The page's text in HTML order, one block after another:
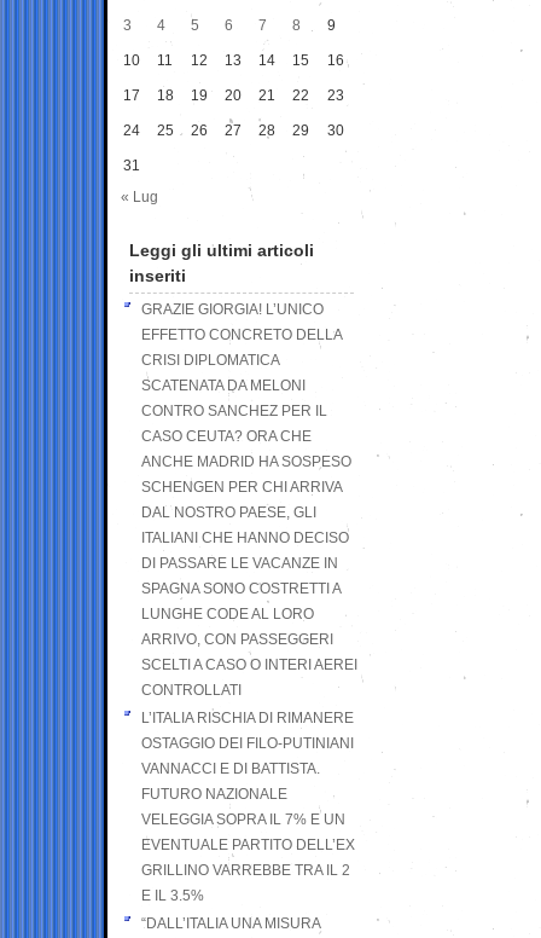
3 4 5 6 7 8 9
10 11 12 13 14 15 16
17 18 19 20 21 22 23
24 25 26 27 28 29 30
31
« Lug
Leggi gli ultimi articoli
inseriti
GRAZIE GIORGIA! L’UNICO
EFFETTO CONCRETO DELLA
CRISI DIPLOMATICA
SCATENATA DA MELONI
CONTRO SANCHEZ PER IL
CASO CEUTA? ORA CHE
ANCHE MADRID HA SOSPESO
SCHENGEN PER CHI ARRIVA
DAL NOSTRO PAESE, GLI
ITALIANI CHE HANNO DECISO
DI PASSARE LE VACANZE IN
SPAGNA SONO COSTRETTI A
LUNGHE CODE AL LORO
ARRIVO, CON PASSEGGERI
SCELTI A CASO O INTERI AEREI
CONTROLLATI
L’ITALIA RISCHIA DI RIMANERE
OSTAGGIO DEI FILO-PUTINIANI
VANNACCI E DI BATTISTA.
FUTURO NAZIONALE
VELEGGIA SOPRA IL 7% E UN
EVENTUALE PARTITO DELL’EX
GRILLINO VARREBBE TRA IL 2
E IL 3.5%
“DALL’ITALIA UNA MISURA